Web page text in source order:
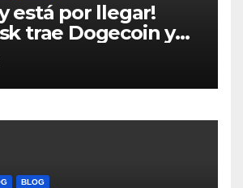
está por llegar!
trae Dogecoin y
de pagos
BLOG